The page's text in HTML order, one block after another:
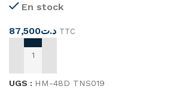
En stock
د.ت87,500 TTC
AJOUTER AU PANIER
UGS : HM-48D TNS019